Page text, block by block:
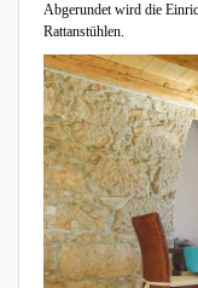
Abgerundet wird die
Rattanstühlen.